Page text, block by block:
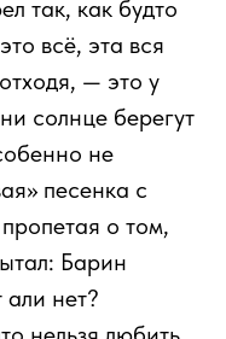
так, как будто
всё, эта вся
— это у
солнце берегут
не
песенка с
о том,
Барин
нет?